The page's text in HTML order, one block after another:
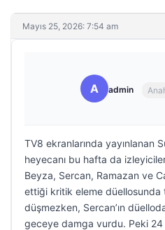
Mayıs 25, 2026: 7:54 am
A admin
TV8 ekranlarında yayınlanan
heyecanı bu hafta da
Beyza, Sercan, Ramazan ve
ettiği kritik eleme düellosunda
düşmezken, Sercan’ın
geceye damga vurdu. Peki 24